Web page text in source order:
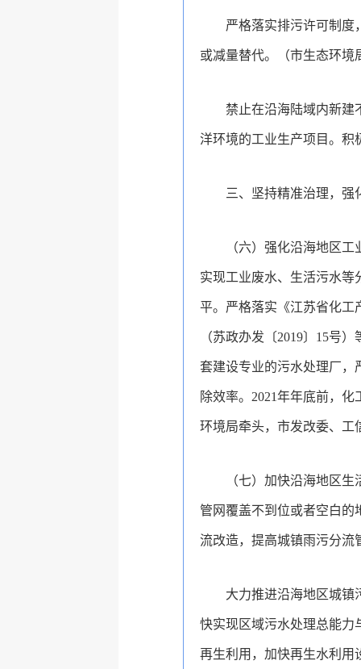
严格落实排污许可制度
或减量替代。（市生态环境
禁止在沿海陆域内新建
洋环境的工业生产项目。积
三、坚持精准治理，强
（六）强化沿海地区
实现工业废水、生活污水等
平。严格落实《江苏省化工
（苏政办发〔2019〕15号
套建设专业的污水处理厂，
除效率。2021年年底前，
环境局牵头，市发改委、工
（七）加快沿海地区
管网覆盖不到位或者空白的
流改造，提高城镇雨污分流
大力推进沿海地区城镇
快实现区域污水处理总能力
再生利用，加快再生水利用